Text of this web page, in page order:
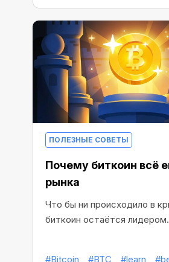
ПОЛЕЗНЫЕ СОВЕТЫ
Почему биткоин всё
рынка
Что бы ни происходило в
биткоин остаётся лидером.
#Bitcoin #BTC #learn